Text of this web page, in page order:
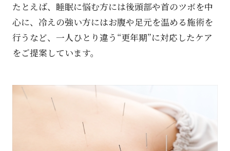
たとえば、睡眠に悩む方には後頭部や首のツボを中
心に、冷えの強い方にはお腹や足元を温める施術を
行うなど、一人ひとり違う“更年期”に対応したケア
をご提案しています。